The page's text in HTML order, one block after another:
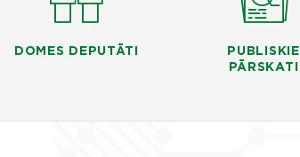
DOMES DEPUTĀTI
PUBLISKIE
PĀRSKATI